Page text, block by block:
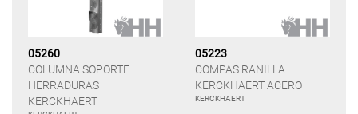
05260
COLUMNA SOPORTE
HERRADURAS
KERCKHAERT
05223
COMPAS RANILLA
KERCKHAERT ACERO
KERCKHAERT